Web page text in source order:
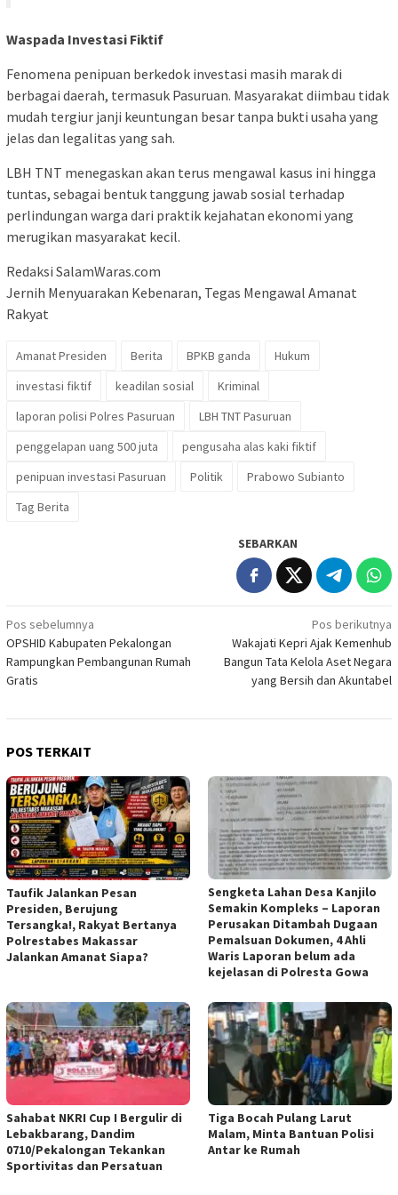
Waspada Investasi Fiktif
Fenomena penipuan berkedok investasi masih marak di
berbagai daerah, termasuk Pasuruan. Masyarakat diimbau tidak
mudah tergiur janji keuntungan besar tanpa bukti usaha yang
jelas dan legalitas yang sah.
LBH TNT menegaskan akan terus mengawal kasus ini hingga
tuntas, sebagai bentuk tanggung jawab sosial terhadap
perlindungan warga dari praktik kejahatan ekonomi yang
merugikan masyarakat kecil.
Redaksi SalamWaras.com
Jernih Menyuarakan Kebenaran, Tegas Mengawal Amanat
Rakyat
Amanat Presiden Berita BPKB ganda
Hukum
investasi fiktif
keadilan sosial
Kriminal
laporan polisi Polres Pasuruan
LBH TNT Pasuruan
penggelapan uang 500 juta
pengusaha alas kaki fiktif
penipuan investasi Pasuruan
Politik
Prabowo Subianto
Tag Berita
SEBARKAN
Navigasi
pos
Pos sebelumnya
OPSHID Kabupaten Pekalongan
Rampungkan Pembangunan Rumah
Gratis
Pos berikutnya
Wakajati Kepri Ajak Kemenhub
Bangun Tata Kelola Aset Negara
yang Bersih dan Akuntabel
POS TERKAIT
Taufik Jalankan Pesan
Presiden, Berujung
Tersangka!, Rakyat Bertanya
Polrestabes Makassar
Jalankan Amanat Siapa?
Sengketa Lahan Desa Kanjilo
Semakin Kompleks – Laporan
Perusakan Ditambah Dugaan
Pemalsuan Dokumen, 4 Ahli
Waris Laporan belum ada
kejelasan di Polresta Gowa
Sahabat NKRI Cup I Bergulir di
Lebakbarang, Dandim
0710/Pekalongan Tekankan
Sportivitas dan Persatuan
Tiga Bocah Pulang Larut
Malam, Minta Bantuan Polisi
Antar ke Rumah